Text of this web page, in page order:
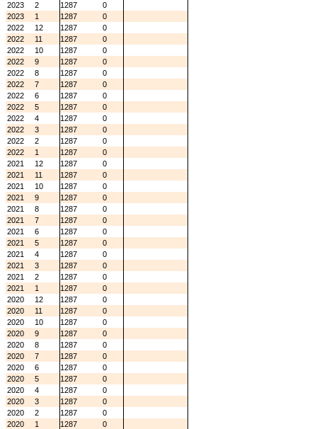
2023
2 1287
0
2023
1 1287
0
2022
12 1287
0
2022
11 1287
0
2022
10 1287
0
2022
9 1287
0
2022
8 1287
0
2022
7 1287
0
2022
6 1287
0
2022
5 1287
0
2022
4 1287
0
2022
3 1287
0
2022
2 1287
0
2022
1 1287
0
2021
12 1287
0
2021
11 1287
0
2021
10 1287
0
2021
9 1287
0
2021
8 1287
0
2021
7 1287
0
2021
6 1287
0
2021
5 1287
0
2021
4 1287
0
2021
3 1287
0
2021
2 1287
0
2021
1 1287
0
2020
12 1287
0
2020
11 1287
0
2020
10 1287
0
2020
9 1287
0
2020
8 1287
0
2020
7 1287
0
2020
6 1287
0
2020
5 1287
0
2020
4 1287
0
2020
3 1287
0
2020
2 1287
0
2020
1 1287
0